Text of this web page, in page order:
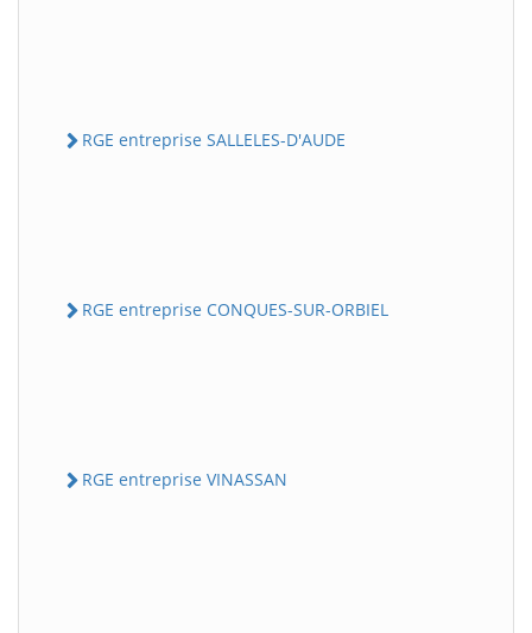
RGE entreprise SALLELES-D'AUDE
RGE entreprise CONQUES-SUR-ORBIEL
RGE entreprise VINASSAN